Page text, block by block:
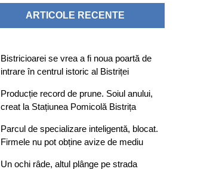
ARTICOLE RECENTE
Bistricioarei se vrea a fi noua poartă de
intrare în centrul istoric al Bistriței
Producție record de prune. Soiul anului,
creat la Stațiunea Pomicolă Bistrița
Parcul de specializare inteligentă, blocat.
Firmele nu pot obține avize de mediu
Un ochi râde, altul plânge pe strada